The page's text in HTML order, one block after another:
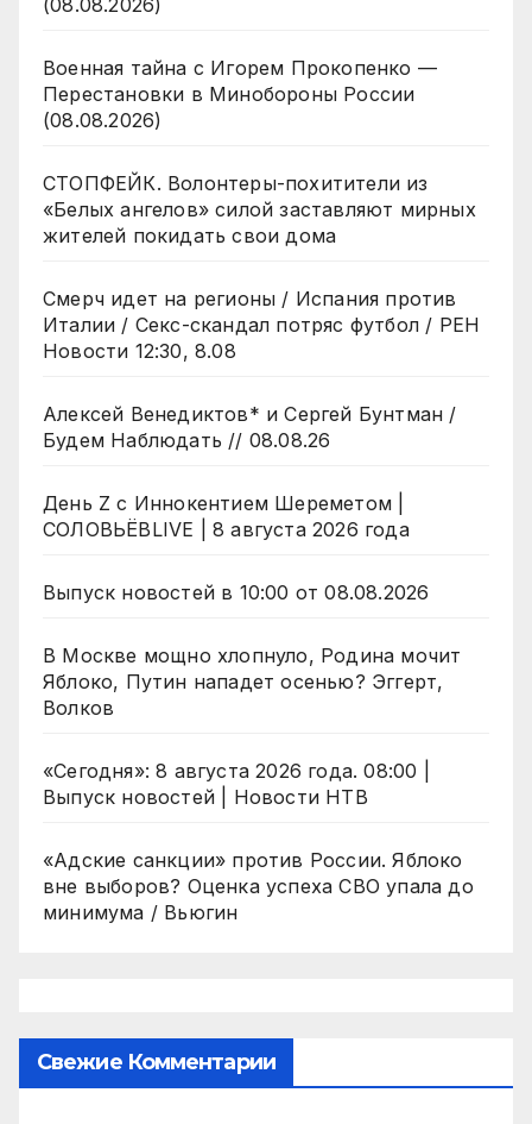
(08.08.2026)
Военная тайна с Игорем Прокопенко —
Перестановки в Минобороны России
(08.08.2026)
СТОПФЕЙК. Волонтеры-похитители из
«Белых ангелов» силой заставляют мирных
жителей покидать свои дома
Смерч идет на регионы / Испания против
Италии / Секс-скандал потряс футбол / РЕН
Новости 12:30, 8.08
Алексей Венедиктов* и Сергей Бунтман /
Будем Наблюдать // 08.08.26
День Z с Иннокентием Шереметом |
СОЛОВЬЁВLIVE | 8 августа 2026 года
Выпуск новостей в 10:00 от 08.08.2026
В Москве мощно хлопнуло, Родина мочит
Яблоко, Путин нападет осенью? Эггерт,
Волков
«Сегодня»: 8 августа 2026 года. 08:00 |
Выпуск новостей | Новости НТВ
«Адские санкции» против России. Яблоко
вне выборов? Оценка успеха СВО упала до
минимума / Вьюгин
Свежие Комментарии